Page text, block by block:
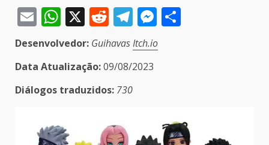
EmailWhatsApp
X Reddit
Telegram
Messenger
Desenvolvedor: GuihavasItch.io
Data Atualização:09/08/2023
Diálogos traduzidos: 730